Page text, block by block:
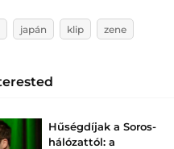
japán klip zene
Hűségdíjak a Soros-
hálózattól: a